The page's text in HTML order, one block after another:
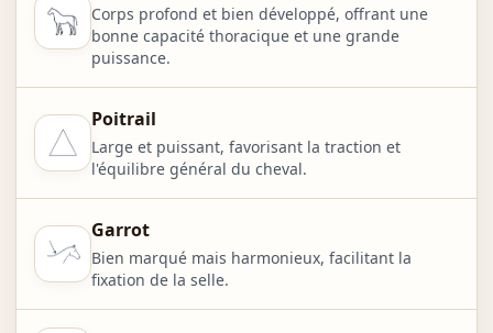
Corps profond et bien développé, offrant une
bonne capacité thoracique et une grande
puissance.
Poitrail
Large et puissant, favorisant la traction et
l'équilibre général du cheval.
Garrot
Bien marqué mais harmonieux, facilitant la
fixation de la selle.